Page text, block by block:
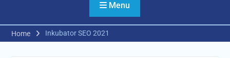
Menu
Home Inkubator SEO 2021